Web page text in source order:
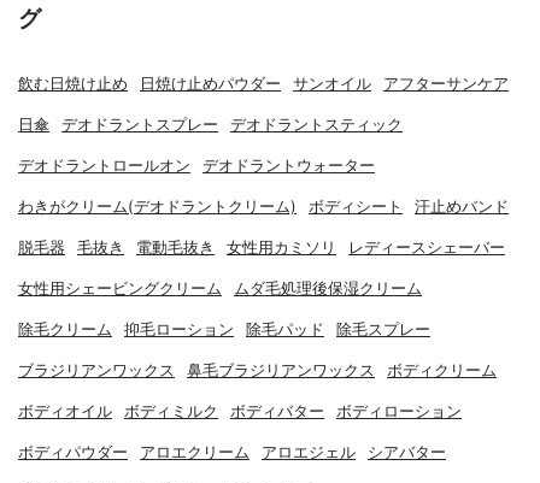
グ
飲む日焼け止め 日焼け止めパウダー サンオイル アフターサンケア
日傘 デオドラントスプレー デオドラントスティック
デオドラントロールオン デオドラントウォーター
わきがクリーム(デオドラントクリーム) ボディシート 汗止めバンド
脱毛器 毛抜き 電動毛抜き 女性用カミソリ レディースシェーバー
女性用シェービングクリーム ムダ毛処理後保湿クリーム
除毛クリーム 抑毛ローション 除毛パッド 除毛スプレー
ブラジリアンワックス 鼻毛ブラジリアンワックス ボディクリーム
ボディオイル ボディミルク ボディバター ボディローション
ボディパウダー アロエクリーム アロエジェル シアバター